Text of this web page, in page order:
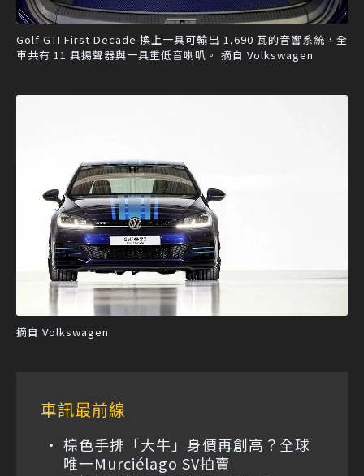
Golf GTI First Decade 換上一具可輸出 1,690 瓦的音響系統，全
車共有 11 具揚聲器與一具重低音喇叭。 摘自 Volkswagen
摘自 Volkswagen
車訊最前線
棕色手排「大牛」身價再創高？全球
唯一Murciélago SV拍賣